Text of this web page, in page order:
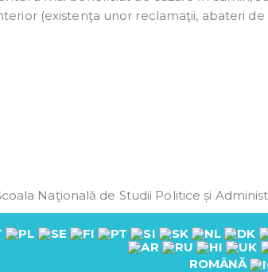
(existenţa unor reclamaţii, abateri
Naţională de Studii Politice și
ROMÂNĂ